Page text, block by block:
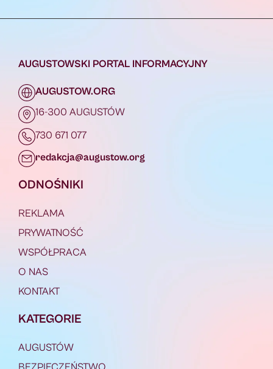
AUGUSTOWSKI PORTAL INFORMACYJNY
AUGUSTOW.ORG
16-300 AUGUSTÓW
730 671 077
redakcja@augustow.org
ODNOŚNIKI
REKLAMA
PRYWATNOŚĆ
WSPÓŁPRACA
O NAS
KONTAKT
KATEGORIE
AUGUSTÓW